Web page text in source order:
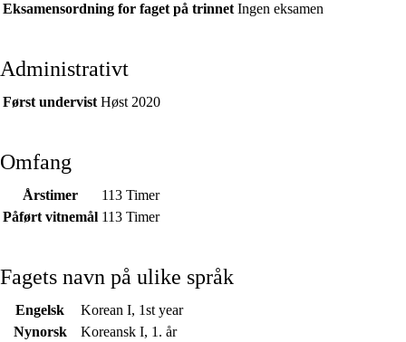
Eksamensordning for faget på trinnet Ingen eksamen
Administrativt
Først undervist Høst 2020
Omfang
Årstimer
113 Timer
Påført vitnemål 113 Timer
Fagets navn på ulike språk
Engelsk
Korean I, 1st year
Nynorsk
Koreansk I, 1. år